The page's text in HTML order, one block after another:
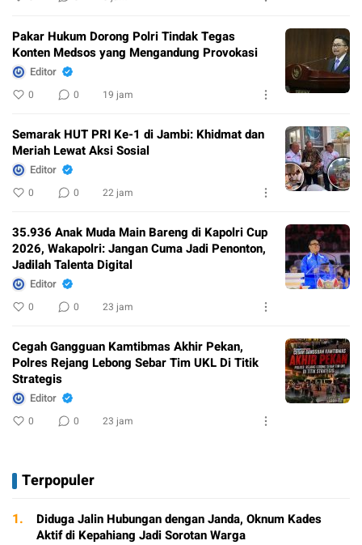
Pakar Hukum Dorong Polri Tindak Tegas
Konten Medsos yang Mengandung Provokasi
Editor
0 0 19 jam
Semarak HUT PRI Ke-1 di Jambi: Khidmat dan
Meriah Lewat Aksi Sosial
Editor
0 0 22 jam
35.936 Anak Muda Main Bareng di Kapolri Cup
2026, Wakapolri: Jangan Cuma Jadi Penonton,
Jadilah Talenta Digital
Editor
0 0 23 jam
Cegah Gangguan Kamtibmas Akhir Pekan,
Polres Rejang Lebong Sebar Tim UKL Di Titik
Strategis
Editor
0 0 23 jam
Terpopuler
1.
Diduga Jalin Hubungan dengan Janda, Oknum Kades
Aktif di Kepahiang Jadi Sorotan Warga